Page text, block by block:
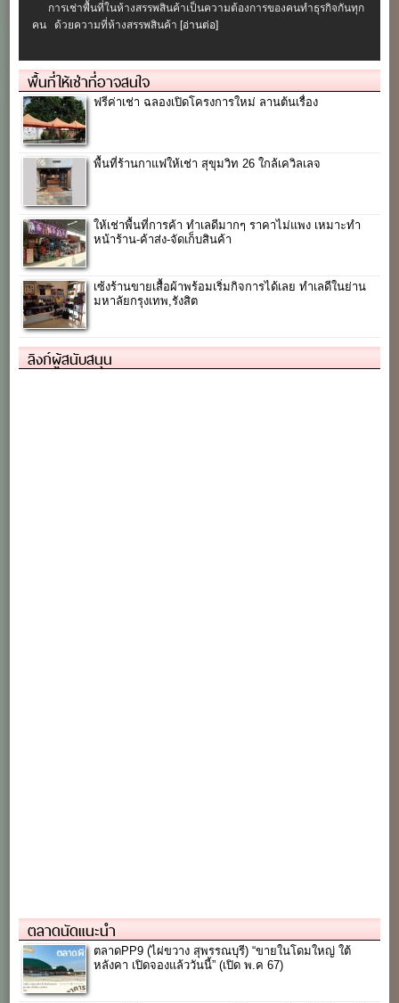
การเช่าพื้นที่ในห้างสรรพสินค้าเป็นความต้องการของคนทำธุรกิจกันทุก
คน ด้วยความที่ห้างสรรพสินค้า[อ่านต่อ]
พื้นที่ให้เช่าที่อาจสนใจ
ฟรีค่าเช่า ฉลองเปิดโครงการใหม่ ลานต้นเรื่อง
พื้นที่ร้านกาแฟให้เช่า สุขุมวิท 26 ใกล้เควิลเลจ
ให้เช่าพื้นที่การค้า ทำเลดีมากๆ ราคาไม่แพง เหมาะทำ
หน้าร้าน-ค้าส่ง-จัดเก็บสินค้า
เซ้งร้านขายเสื้อผ้าพร้อมเริ่มกิจการได้เลย ทำเลดีในย่าน
มหาลัยกรุงเทพ,รังสิต
ลิงก์ผู้สนับสนุน
ตลาดนัดแนะนำ
ตลาดPP9 (ไผ่ขวาง สุพรรณบุรี) “ขายในโดมใหญ่ ใต้
หลังคา เปิดจองแล้ววันนี้” (เปิด พ.ค 67)